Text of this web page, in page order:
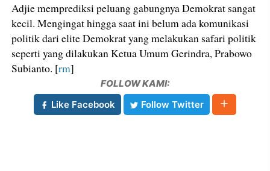
Adjie memprediksi peluang gabungnya Demokrat sangat
kecil. Mengingat hingga saat ini belum ada komunikasi
politik dari elite Demokrat yang melakukan safari politik
seperti yang dilakukan Ketua Umum Gerindra, Prabowo
Subianto. [rm]
FOLLOW KAMI:
Like Facebook
Follow Twitter